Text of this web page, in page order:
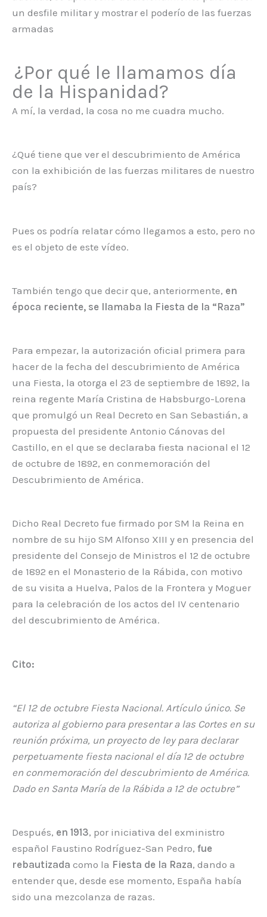
un desfile militar y mostrar el poderío de las fuerzas
armadas
¿Por qué le llamamos día
de la Hispanidad?
A mí, la verdad, la cosa no me cuadra mucho.
¿Qué tiene que ver el descubrimiento de América
con la exhibición de las fuerzas militares de nuestro
país?
Pues os podría relatar cómo llegamos a esto, pero no
es el objeto de este vídeo.
También tengo que decir que, anteriormente, en
época reciente, se llamaba la Fiesta de la “Raza”
Para empezar, la autorización oficial primera para
hacer de la fecha del descubrimiento de América
una Fiesta, la otorga el 23 de septiembre de 1892, la
reina regente María Cristina de Habsburgo-Lorena
que promulgó un Real Decreto en San Sebastián, a
propuesta del presidente Antonio Cánovas del
Castillo, en el que se declaraba fiesta nacional el 12
de octubre de 1892, en conmemoración del
Descubrimiento de América.
Dicho Real Decreto fue firmado por SM la Reina en
nombre de su hijo SM Alfonso XIII y en presencia del
presidente del Consejo de Ministros el 12 de octubre
de 1892 en el Monasterio de la Rábida, con motivo
de su visita a Huelva, Palos de la Frontera y Moguer
para la celebración de los actos del IV centenario
del descubrimiento de América.
Cito:
“El 12 de octubre Fiesta Nacional. Artículo único. Se
autoriza al gobierno para presentar a las Cortes en su
reunión próxima, un proyecto de ley para declarar
perpetuamente fiesta nacional el día 12 de octubre
en conmemoración del descubrimiento de América.
Dado en Santa María de la Rábida a 12 de octubre”
Después, en 1913, por iniciativa del exministro
español Faustino Rodríguez-San Pedro, fue
rebautizada como la Fiesta de la Raza, dando a
entender que, desde ese momento, España había
sido una mezcolanza de razas.